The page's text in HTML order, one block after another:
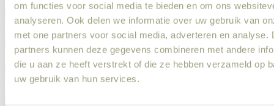
om functies voor social media te bieden en om ons
analyseren. Ook delen we informatie over uw gebruik van
met one partners voor social media, adverteren en analyse.
partners kunnen deze gegevens combineren met andere
die u aan ze heeft verstrekt of die ze hebben verzameld op
uw gebruik van hun services.